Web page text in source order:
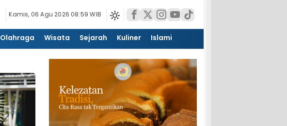
Kamis, 06 Agu 2026 08:59 WIB
Olahraga Wisata Sejarah Kuliner Islami